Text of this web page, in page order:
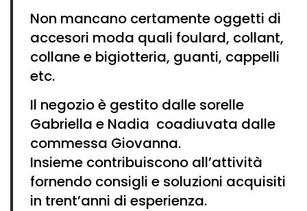
Non mancano certamente oggetti di
accesori moda quali foulard, collant,
collane e bigiotteria, guanti, cappelli
etc.
Il negozio è gestito dalle sorelle
Gabriella e Nadia coadiuvata dalle
commessa Giovanna.
Insieme contribuiscono all’attività
fornendo consigli e soluzioni acquisiti
in trent’anni di esperienza.